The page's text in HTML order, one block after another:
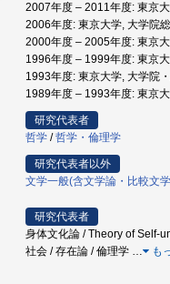
2007年度 – 2011年度: 東京
2006年度: 東京大学, 大学院
2000年度 – 2005年度: 東京
1996年度 – 1999年度: 東京
1993年度: 東京大学, 大学院
1989年度 – 1993年度: 東京
研究代表者
哲学 /哲学・倫理学
研究代表者以外
文学一般(含文学論・比較文
研究代表者
身体文化論 / Theory of Self-
社会 / 存在論 / 倫理学 … も